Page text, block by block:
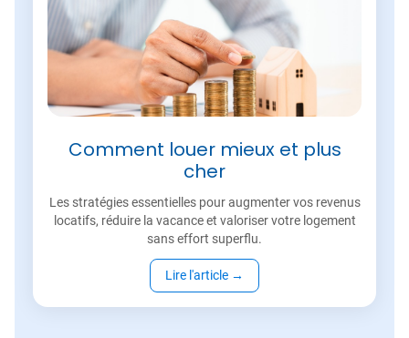
Comment louer mieux et plus
cher
Les stratégies essentielles pour augmenter vos revenus
locatifs, réduire la vacance et valoriser votre logement
sans effort superflu.
Lire l'article →